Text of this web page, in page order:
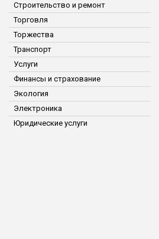
Строительство и ремонт
Торговля
Торжества
Транспорт
Услуги
Финансы и страхование
Экология
Электроника
Юридические услуги